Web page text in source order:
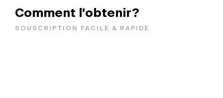
Comment l'obtenir?
SOUSCRIPTION FACILE & RAPIDE